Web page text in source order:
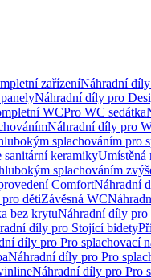
zařízeníNáhradní
Náhradní díly pro
WCPro WC sedátka
Náhradní díly pro
splachováním pro
sanitární keramikyUmístěná
splachováním
ComfortNáhradní
dětiZávěsná WC
bez krytuNáhradní díly pro
díly pro Stojící bidety
díly pro Pro splachovací
Náhradní díly pro Pro
Náhradní díly pro Pro